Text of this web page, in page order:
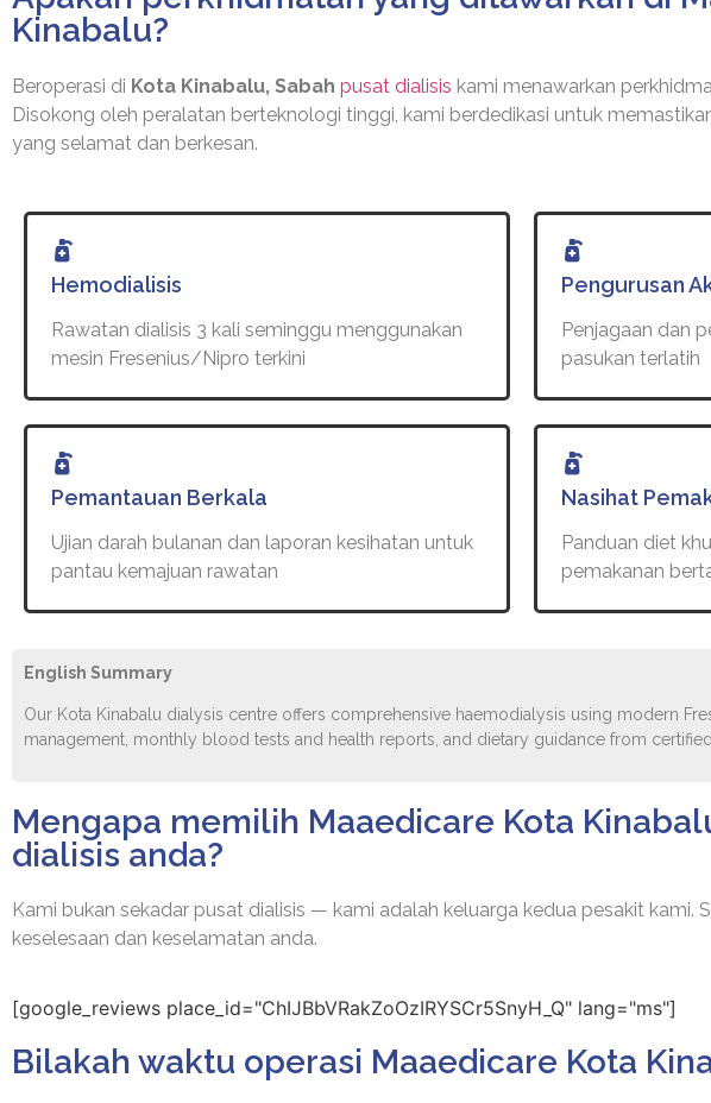
Kinabalu?
Beroperasi di Kota Kinabalu, Sabah pusat dialisis kami menawarkan
Disokong oleh peralatan berteknologi tinggi, kami berdedikasi untuk
yang selamat dan berkesan.
Hemodialisis
Rawatan dialisis 3 kali seminggu menggunakan
mesin Fresenius/Nipro terkini
Pengurusan
Penjagaan dan
pasukan terlatih
Pemantauan Berkala
Ujian darah bulanan dan laporan kesihatan untuk
pantau kemajuan rawatan
Nasihat
Panduan diet
pemakanan
English Summary
Our Kota Kinabalu dialysis centre offers comprehensive haemodialysis using modern
management, monthly blood tests and health reports, and dietary guidance from
Mengapa memilih Maaedicare Kota
dialisis anda?
Kami bukan sekadar pusat dialisis — kami adalah keluarga kedua pesakit kami.
keselesaan dan keselamatan anda.
[google_reviews place_id="ChIJBbVRakZoOzIRYSCr5SnyH_Q" lang="ms"]
Bilakah waktu operasi Maaedicare Kota